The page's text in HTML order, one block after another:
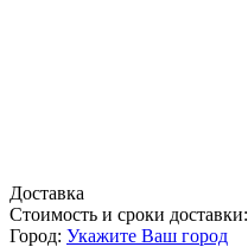
Доставка
Стоимость и сроки доставки:
Город: Укажите Ваш город